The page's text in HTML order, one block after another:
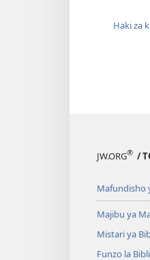
Haki za
JW.ORG® /
Mafundisho
Majibu ya
Mistari ya
Funzo la